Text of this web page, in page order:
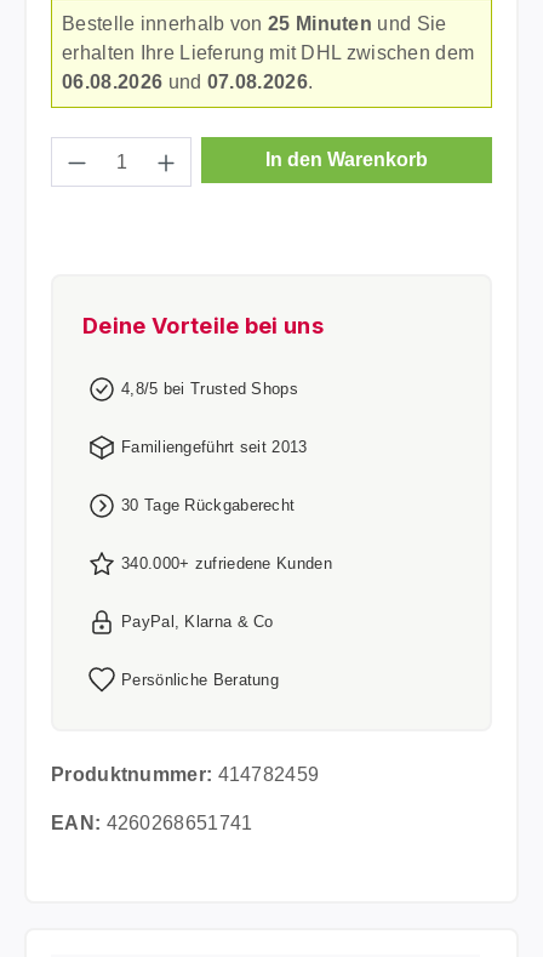
Bestelle innerhalb von 25 Minuten und Sie
erhalten Ihre Lieferung mit DHL zwischen dem
06.08.2026 und 07.08.2026.
Produkt Anzahl: Gib den gewünschten
In den Warenkorb
Deine Vorteile bei uns
4,8/5 bei Trusted Shops
Familiengeführt seit 2013
30 Tage Rückgaberecht
340.000+ zufriedene Kunden
PayPal, Klarna & Co
Persönliche Beratung
Produktnummer: 414782459
EAN: 4260268651741